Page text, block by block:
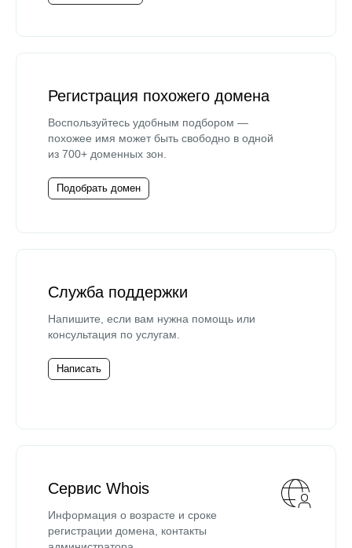
Регистрация похожего домена
Воспользуйтесь удобным подбором —
похожее имя может быть свободно в одной
из 700+ доменных зон.
Подобрать домен
Служба поддержки
Напишите, если вам нужна помощь или
консультация по услугам.
Написать
Сервис Whois
Информация о возрасте и сроке
регистрации домена, контакты